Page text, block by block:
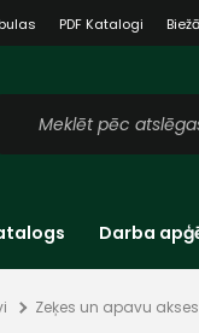
PDF Katalogi
Darba
Zeķes un apavu